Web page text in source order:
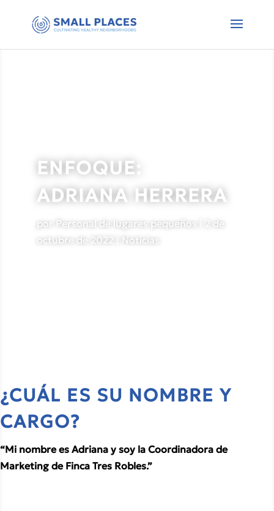
ENFOQUE:
ADRIANA HERRERA
por Personal de lugares pequeños
2 de
octubre de 2022
Noticias
¿CUÁL ES SU NOMBRE Y
CARGO?
“Mi nombre es Adriana y soy la Coordinadora de
Marketing de Finca Tres Robles.”